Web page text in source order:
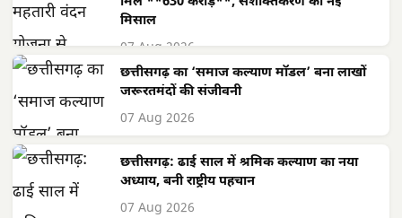
मिसाल
07 Aug 2026
छत्तीसगढ़ का ‘समाज कल्याण मॉडल’ बना लाखों
जरूरतमंदों की संजीवनी
07 Aug 2026
छत्तीसगढ़: ढाई साल में श्रमिक कल्याण का नया
अध्याय, बनी राष्ट्रीय पहचान
07 Aug 2026